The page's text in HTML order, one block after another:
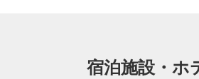
宿泊施設・ホ